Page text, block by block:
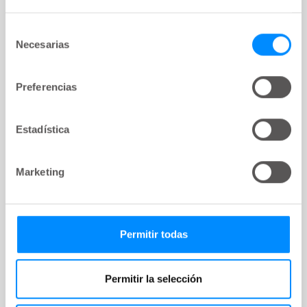
Necesarias
Preferencias
Estadística
Marketing
Permitir todas
Permitir la selección
Selección de pacientes y frecuencia
ARTÍCULO
parte del paciente y algunas personas pueden
interrumpir la terapia, sobre todo si sufren estrés